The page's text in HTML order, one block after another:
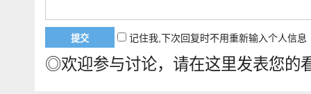
记住我,下次回复时不用重新输入个人信息
◎欢迎参与讨论，请在这里发表您的